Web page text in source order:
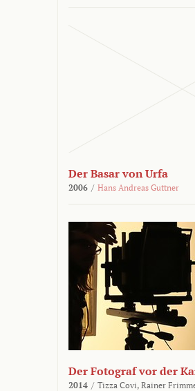
Der Basar von Urfa
2006 / Hans Andreas Guttner
Der Fotograf vor der
2014 / Tizza Covi, Rainer